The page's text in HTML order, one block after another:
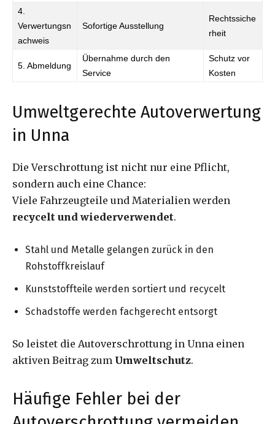
4.
Verwertungsn
achweis
Sofortige Ausstellung
Rechtssiche
rheit
5. Abmeldung
Übernahme durch den
Service
Schutz vor
Kosten
Umweltgerechte Autoverwertung
in Unna
Die Verschrottung ist nicht nur eine Pflicht,
sondern auch eine Chance:
Viele Fahrzeugteile und Materialien werden
recycelt und wiederverwendet.
Stahl und Metalle gelangen zurück in den
Rohstoffkreislauf
Kunststoffteile werden sortiert und recycelt
Schadstoffe werden fachgerecht entsorgt
So leistet die Autoverschrottung in Unna einen
aktiven Beitrag zum Umweltschutz.
Häufige Fehler bei der